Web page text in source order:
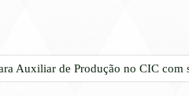
Auxiliar de Produção no CIC com